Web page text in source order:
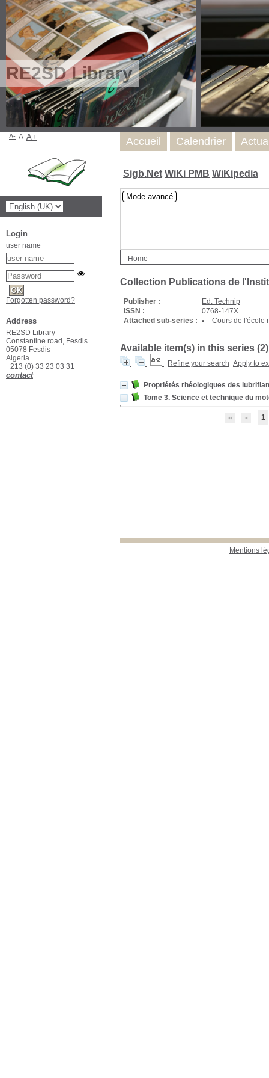
RE2SD Library
Sigb.Net WiKi PMB WiKipedia
Mode avancé
Home
Collection Publications de
Publisher :
Ed. Technip
ISSN :
0768-147X
Attached sub-series :
Cours de l'école
Available item(s) in this series (2)
Refine your search Apply to
Propriétés rhéologiques des
Tome 3. Science et technique du
1
Mentions
Accueil Calendrier
A- A A+
Login
user name
Forgotten password?
Address
RE2SD Library
Constantine road, Fesdis
05078 Fesdis
Algeria
+213 (0) 33 23 03 31
contact